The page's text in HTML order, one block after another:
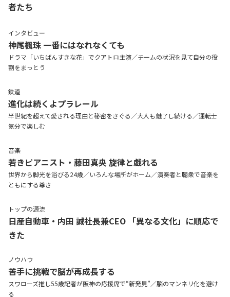
者たち
インタビュー
神尾楓珠 一番にはなれなくても
ドラマ「いちばんすきな花」でクアトロ主演／チームの状況を見て自分の役
割をまっとう
鉄道
進化は続くよプラレール
半世紀を超えて愛される理由と秘密をさぐる／大人も魅了し続ける／運転士
気分で楽しむ
音楽
若きピアニスト・藤田真央 旋律と戯れる
世界から脚光を浴びる24歳／いろんな場所がホーム／演奏者と聴衆で音楽を
ともにする尊さ
トップの源流
日産自動車・内田 誠社長兼CEO 「異なる文化」に順応で
きた
ノウハウ
苦手に挑戦で脳が再成長する
スワローズ推し55歳記者が阪神の応援席で“新発見”／脳のマンネリ化を避け
る